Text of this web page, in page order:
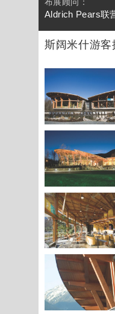
布展顾问：
Aldrich Pears联
斯阔米什游客